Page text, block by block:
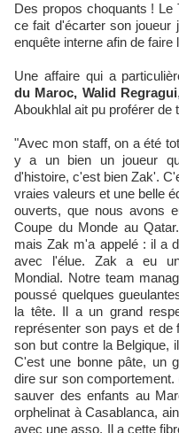
Des propos choquants ! Le Toulouse Football à donc décidé de
ce fait d'écarter son joueur
enquête interne afin de
Une affaire qui a
du Maroc, Walid Regragui
Aboukhlal ait pu proférer de
"Avec mon staff, on a été
y a un bien un joueur
d'histoire, c'est bien Zak'.
vraies valeurs et une belle
ouverts, que nous avons
Coupe du Monde au
mais Zak m'a appelé : il a
avec l'élue. Zak a eu un
Mondial. Notre team
poussé quelques
la tête. Il a un grand
représenter son pays et de
son but contre la Belgique,
C'est une bonne pâte, un
dire sur son
sauver des enfants au
orphelinat à Casablanca,
avec une asso. Il a cette